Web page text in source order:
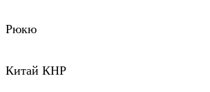
Рюкю
Китай КНР